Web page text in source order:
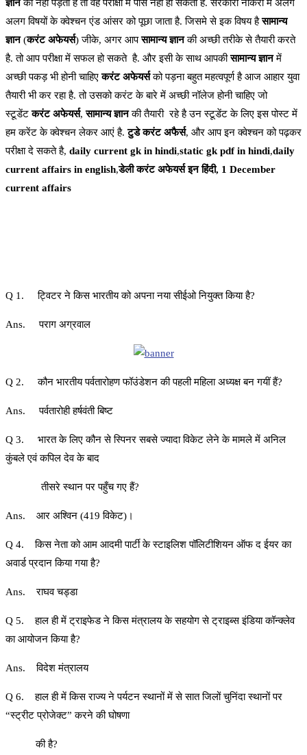
ज्ञानको नहीं पड़ता है तो वह परीक्षा में पास नहीं हो सकता है. सरकारी नौकरी में अलग
अलग विषयों के क्वेश्चन एंड आंसर को पूछा जाता है. जिसमे से इक विषय हैसामान्य
ज्ञान(करंट अफेयर्स) जीके, अगर आपसामान्य ज्ञानकी अच्छी तरीके से तैयारी करते
है. तो आप परीक्षा में सफल हो सकते है. और इसी के साथ आपकीसामान्य ज्ञानमें
अच्छी पकड़ भी होनी चाहिएकरंट अफेयर्सको पड़ना बहुत महत्वपूर्ण है आज आहार युवा
तैयारी भी कर रहा है. तो उसको करंट के बारे में अच्छी नॉलेज होनी चाहिए जो
स्टूडेंटकरंट अफेयर्स,सामान्य ज्ञानकी तैयारी रहे है उन स्टूडेंट के लिए इस पोस्ट में
हम करेंट के क्वेश्चन लेकर आएं है.टुडे करंट अफैर्स, और आप इन क्वेश्चन को पढ़कर
परीक्षा दे सकते है, daily current gk in hindi,static gk pdf in hindi,daily
current affairs in english,डेली करंट अफेयर्स इन हिंदी, 1 December
current affairs
Q 1. ट्विटर ने किस भारतीय को अपना नया सीईओ नियुक्त किया है?
Ans. पराग अग्रवाल
Q 2. कौन भारतीय पर्वतारोहण फॉउंडेशन की पहली महिला अध्यक्ष बन गयीं हैं?
Ans. पर्वतारोही हर्षवंती बिष्ट
Q 3. भारत के लिए कौन से स्पिनर सबसे ज्यादा विकेट लेने के मामले में अनिल
कुंबले एवं कपिल देव के बाद
तीसरे स्थान पर पहुँच गए हैं?
Ans. आर अश्विन (419 विकेट)।
Q 4. किस नेता को आम आदमी पार्टी के स्टाइलिश पॉलिटीशियन ऑफ द ईयर का
अवार्ड प्रदान किया गया है?
Ans. राघव चड्डा
Q 5. हाल ही में ट्राइफेड ने किस मंत्रालय के सहयोग से ट्राइब्स इंडिया कॉन्क्लेव
का आयोजन किया है?
Ans. विदेश मंत्रालय
Q 6. हाल ही में किस राज्य ने पर्यटन स्थानों में से सात जिलों चुनिंदा स्थानों पर
“स्ट्रीट प्रोजेक्ट” करने की घोषणा
की है?